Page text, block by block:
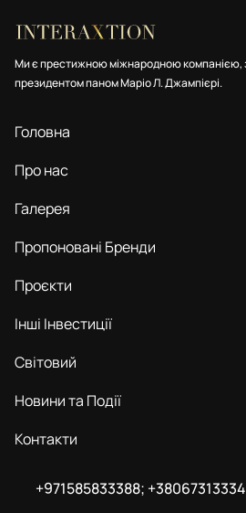
Ми є престижною міжнародною
президентом паном Маріо Л. Джампієрі.
Головна
Про нас
Галерея
Пропоновані Бренди
Проєкти
Інші Інвестиції
Світовий
Новини та Події
Контакти
+971585833388;